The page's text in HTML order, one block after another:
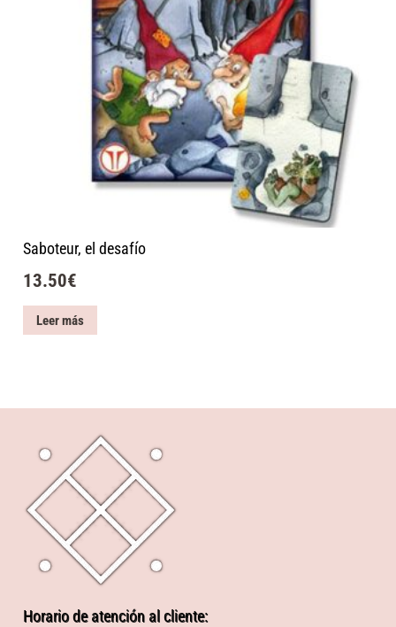
Saboteur, el desafío
13.50€
Leer más
Horario de atención al cliente: